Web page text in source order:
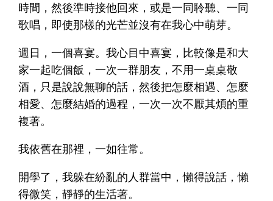
時間，然後準時接他回來，或是一同聆聽、一同
歌唱，即使那樣的光芒並沒有在我心中萌芽。
週日，一個喜宴。我心目中喜宴，比較像是和大
家一起吃個飯，一次一群朋友，不用一桌桌敬
酒，只是說說無聊的話，然後把怎麼相遇、怎麼
相愛、怎麼結婚的過程，一次一次不厭其煩的重
複著。
我依舊在那裡，一如往常。
開學了，我躲在紛亂的人群當中，懶得說話，懶
得微笑，靜靜的生活著。